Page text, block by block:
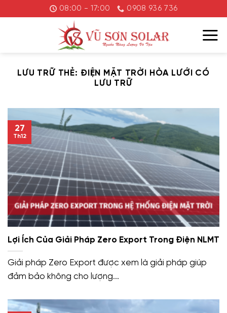
đến
08:00 - 17:00 0908 936 736
LƯU TRỮ THẺ: ĐIỆN MẶT TRỜI HÒA LƯỚI CÓ
LƯU TRỮ
Lợi Ích Của Giải Pháp Zero Export Trong Điện NLMT
Giải pháp Zero Export được xem là giải pháp giúp
đảm bảo không cho lượng...
27
Th12